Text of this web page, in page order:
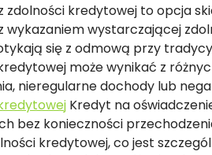
zdolności kredytowej to opcja
wykazaniem wystarczającej
się z odmową przy
może wynikać z
nieregularne dochody lub
Kredyt na
bez konieczności
kredytowej, co jest